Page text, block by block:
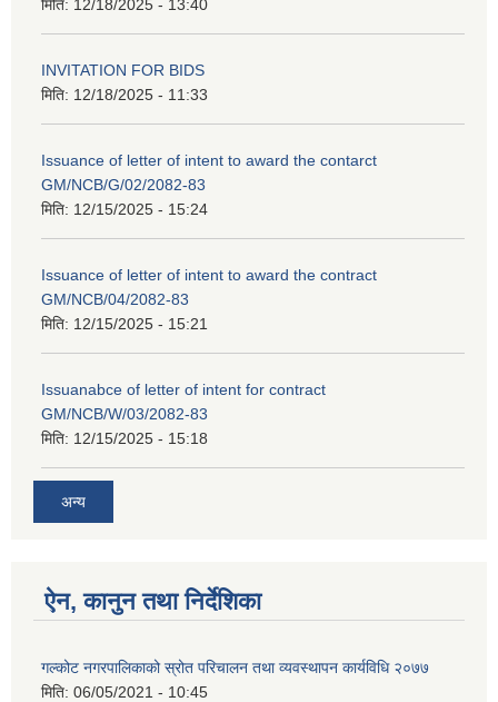
मिति: 12/18/2025 - 13:40
INVITATION FOR BIDS
मिति: 12/18/2025 - 11:33
Issuance of letter of intent to award the contarct
GM/NCB/G/02/2082-83
मिति: 12/15/2025 - 15:24
Issuance of letter of intent to award the contract
GM/NCB/04/2082-83
मिति: 12/15/2025 - 15:21
Issuanabce of letter of intent for contract
GM/NCB/W/03/2082-83
मिति: 12/15/2025 - 15:18
अन्य
ऐन, कानुन तथा निर्देशिका
गल्कोट नगरपालिकाको स्रोत परिचालन तथा व्यवस्थापन कार्यविधि २०७७
मिति: 06/05/2021 - 10:45